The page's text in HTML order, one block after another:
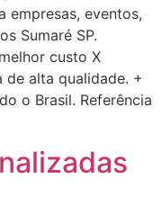
empresas, eventos,
Sumaré SP.
custo X
de alta qualidade. +
o Brasil. Referência